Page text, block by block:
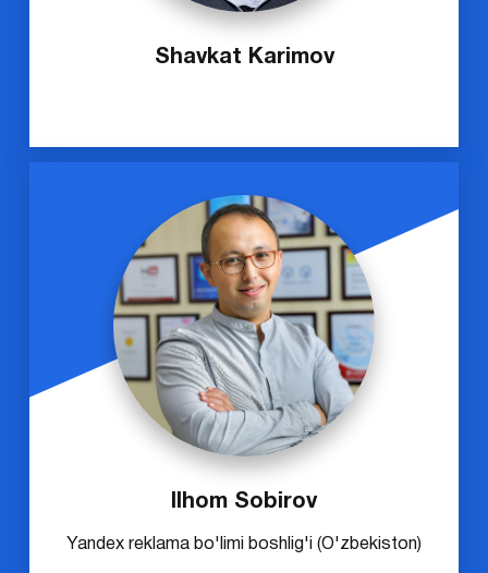
Shavkat Karimov
Ilhom Sobirov
Yandex reklama bo'limi boshlig'i (O'zbekiston)